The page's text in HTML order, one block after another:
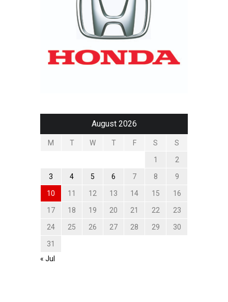
August 2026
M T W T F S S
1 2
3 4 5 6 7 8 9
10 11 12 13 14 15 16
17 18 19 20 21 22 23
24 25 26 27 28 29 30
31
« Jul